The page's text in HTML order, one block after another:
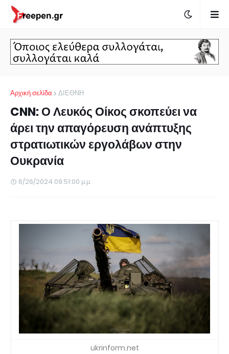
Αρχική σελίδα ΔΙΕΘΝΗ
CNN: Ο Λευκός Οίκος σκοπεύει να
άρει την απαγόρευση ανάπτυξης
στρατιωτικών εργολάβων στην
Ουκρανία
6/26/2024 09:51:00 μ.μ.
ukrinform.net